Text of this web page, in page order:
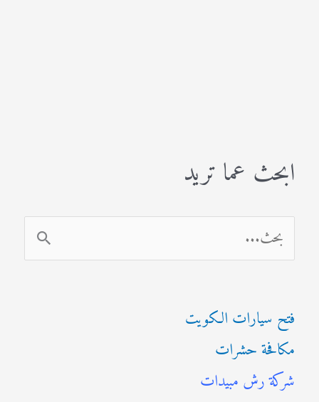
ابحث عما تريد
ل
ح
ث
ع
فتح سيارات الكويت
مكافحة حشرات
شركة رش مبيدات